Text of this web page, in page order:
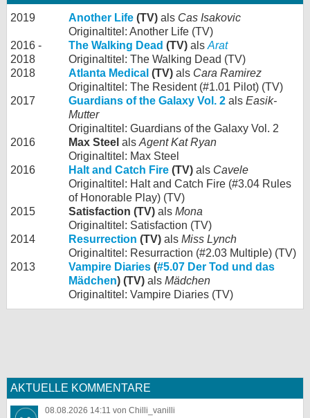
2019 Another Life (TV) als Cas Isakovic
Originaltitel: Another Life (TV)
2016 -
2018
The Walking Dead (TV) als Arat
Originaltitel: The Walking Dead (TV)
2018
Atlanta Medical (TV) als Cara Ramirez
Originaltitel: The Resident (#1.01 Pilot) (TV)
2017
Guardians of the Galaxy Vol. 2 als Easik-
Mutter
Originaltitel: Guardians of the Galaxy Vol. 2
2016
Max Steel als Agent Kat Ryan
Originaltitel: Max Steel
2016
Halt and Catch Fire (TV) als Cavele
Originaltitel: Halt and Catch Fire (#3.04 Rules
of Honorable Play) (TV)
2015
Satisfaction (TV) als Mona
Originaltitel: Satisfaction (TV)
2014
Resurrection (TV) als Miss Lynch
Originaltitel: Resurraction (#2.03 Multiple) (TV)
2013
Vampire Diaries (#5.07 Der Tod und das
Mädchen) (TV) als Mädchen
Originaltitel: Vampire Diaries (TV)
AKTUELLE KOMMENTARE
08.08.2026 14:11 von Chilli_vanilli